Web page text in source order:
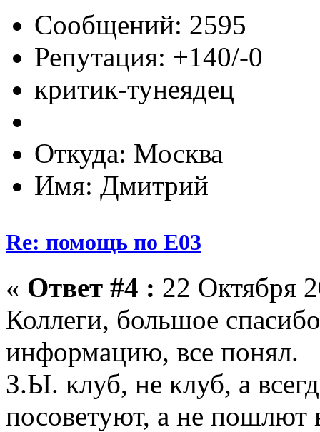
Сообщений: 2595
Репутация: +140/-0
критик-тунеядец
Откуда: Москва
Имя: Дмитрий
Re: помощь по Е03
« Ответ #4 : 22 Октября
Коллеги, большое
информацию, все понял.
З.Ы. клуб, не клуб, а
посоветуют, а не пошлют